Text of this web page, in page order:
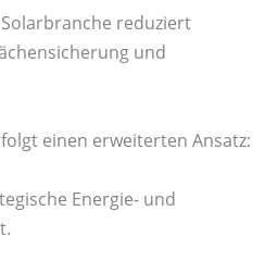
reduziert
und
einen erweiterten Ansatz:
Energie- und